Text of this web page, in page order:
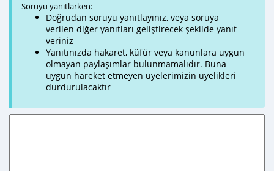
Soruyu yanıtlarken:
Doğrudan soruyu yanıtlayınız, veya soruya
verilen diğer yanıtları geliştirecek şekilde yanıt
veriniz
Yanıtınızda hakaret, küfür veya kanunlara uygun
olmayan paylaşımlar bulunmamalıdır. Buna
uygun hareket etmeyen üyelerimizin üyelikleri
durdurulacaktır